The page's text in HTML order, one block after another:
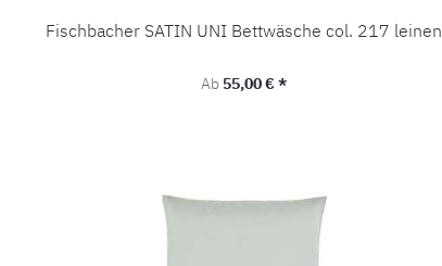
Fischbacher SATIN UNI Bettwäsche col. 217 leinen
Regulärer Preis:
Ab 55,00 € *